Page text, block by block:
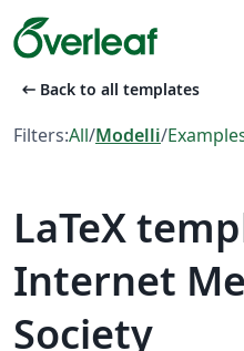
arrow_left_alt Back to all templates
Filters:All/Modelli/
LaTeX
Internet
Society